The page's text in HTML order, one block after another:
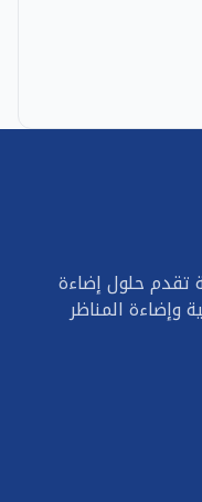
تقدم حلول إضاءة
وإضاءة المناظر